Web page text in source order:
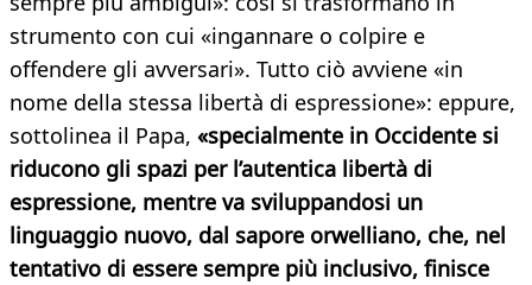
strumento con cui «ingannare o colpire e
offendere gli avversari». Tutto ciò avviene «in
nome della stessa libertà di espressione»: eppure,
sottolinea il Papa, «specialmente in Occidente si
riducono gli spazi per l’autentica libertà di
espressione, mentre va sviluppandosi un
linguaggio nuovo, dal sapore orwelliano, che, nel
tentativo di essere sempre più inclusivo, finisce